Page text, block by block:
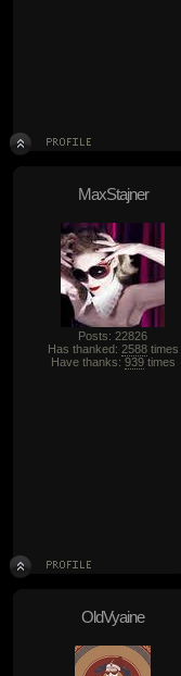
MaxStajner
Posts: 22826
Has thanked: 2588times
Have thanks: 939times
OldVyaine